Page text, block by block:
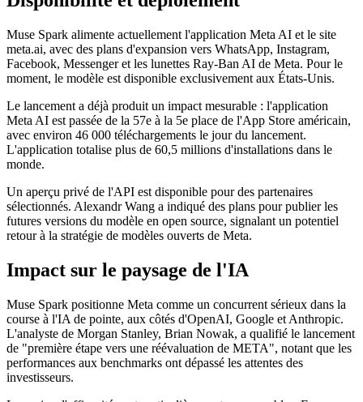
Muse Spark alimente actuellement l'application Meta AI et le site
meta.ai, avec des plans d'expansion vers WhatsApp, Instagram,
Facebook, Messenger et les lunettes Ray-Ban AI de Meta. Pour le
moment, le modèle est disponible exclusivement aux États-Unis.
Le lancement a déjà produit un impact mesurable : l'application
Meta AI est passée de la 57e à la 5e place de l'App Store américain,
avec environ 46 000 téléchargements le jour du lancement.
L'application totalise plus de 60,5 millions d'installations dans le
monde.
Un aperçu privé de l'API est disponible pour des partenaires
sélectionnés. Alexandr Wang a indiqué des plans pour publier les
futures versions du modèle en open source, signalant un potentiel
retour à la stratégie de modèles ouverts de Meta.
Impact sur le paysage de l'IA
Muse Spark positionne Meta comme un concurrent sérieux dans la
course à l'IA de pointe, aux côtés d'OpenAI, Google et Anthropic.
L'analyste de Morgan Stanley, Brian Nowak, a qualifié le lancement
de "première étape vers une réévaluation de META", notant que les
performances aux benchmarks ont dépassé les attentes des
investisseurs.